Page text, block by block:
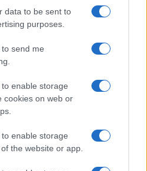
data to be sent to
purposes.
send me
enable storage
cookies on web or
enable storage
the website or app.
in rialzo e focus su